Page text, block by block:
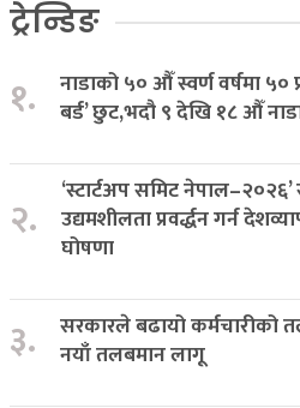
ट्रेन्डिङ
१.
नाडाको ५० औँ स्वर्ण वर्षमा ५०
बर्ड’ छुट,भदौ ९ देखि १८ औँ
२.
‘स्टार्टअप समिट
उद्यमशीलता प्रवर्द्धन गर्न
घोषणा
३.
सरकारले बढायो कर्मचारीको
नयाँ तलबमान लागू